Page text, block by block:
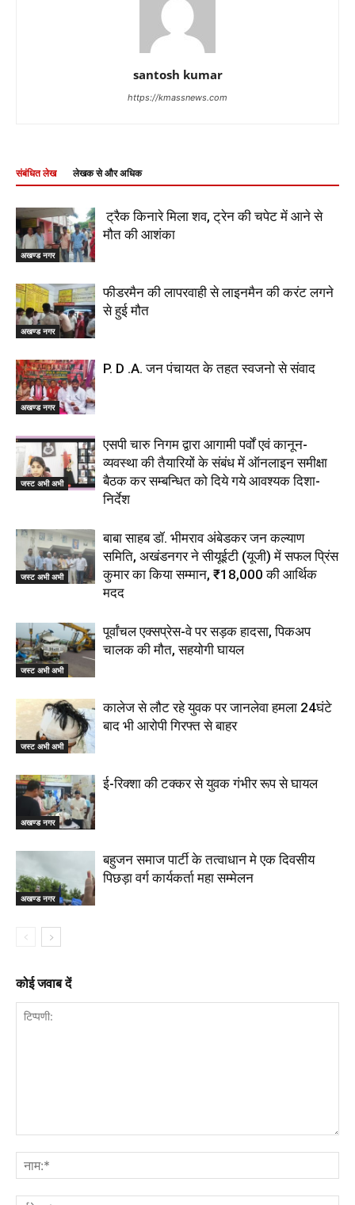
santosh kumar
https://kmassnews.com
संबंधित लेख लेखक से और अधिक
अखण्ड नगर
ट्रैक किनारे मिला शव, ट्रेन की चपेट में आने से
मौत की आशंका
अखण्ड नगर
फीडरमैन की लापरवाही से लाइनमैन की करंट लगने
से हुई मौत
अखण्ड नगर
P. D .A. जन पंचायत के तहत स्वजनो से संवाद
जस्ट अभी अभी
एसपी चारु निगम द्वारा आगामी पर्वों एवं कानून-
व्यवस्था की तैयारियों के संबंध में ऑनलाइन समीक्षा
बैठक कर सम्बन्धित को दिये गये आवश्यक दिशा-
निर्देश
जस्ट अभी अभी
बाबा साहब डॉ. भीमराव अंबेडकर जन कल्याण
समिति, अखंडनगर ने सीयूईटी (यूजी) में सफल प्रिंस
कुमार का किया सम्मान, ₹18,000 की आर्थिक
मदद
जस्ट अभी अभी
पूर्वांचल एक्सप्रेस-वे पर सड़क हादसा, पिकअप
चालक की मौत, सहयोगी घायल
जस्ट अभी अभी
कालेज से लौट रहे युवक पर जानलेवा हमला 24घंटे
बाद भी आरोपी गिरफ्त से बाहर
अखण्ड नगर
ई-रिक्शा की टक्कर से युवक गंभीर रूप से घायल
अखण्ड नगर
बहुजन समाज पार्टी के तत्वाधान मे एक दिवसीय
पिछड़ा वर्ग कार्यकर्ता महा सम्मेलन
कोई जवाब दें